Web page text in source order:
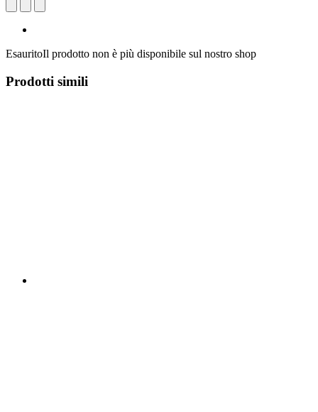
EsauritoIl prodotto non è più disponibile sul nostro shop
Prodotti simili